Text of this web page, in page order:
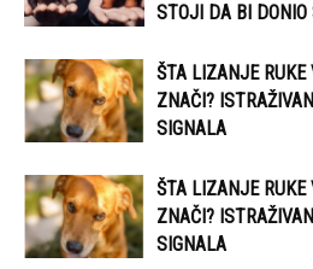
STOJI DA BI DONIO
ŠTA LIZANJE RUKE
ZNAČI?
SIGNALA
ŠTA LIZANJE RUKE
ZNAČI?
SIGNALA